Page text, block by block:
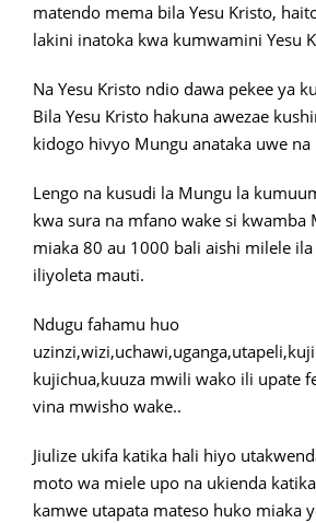
matendo mema bila Yesu Kristo,
lakini inatoka kwa kumwamini Yesu
Na Yesu Kristo ndio dawa pekee ya
Bila Yesu Kristo hakuna awezae
kidogo hivyo Mungu anataka uwe
Lengo na kusudi la Mungu la
kwa sura na mfano wake si kwamba
miaka 80 au 1000 bali aishi milele
iliyoleta mauti.
Ndugu fahamu huo
kujichua,kuuza mwili wako ili upate
vina mwisho wake..
Jiulize ukifa katika hali hiyo
moto wa miele upo na ukienda
kamwe utapata mateso huko miaka